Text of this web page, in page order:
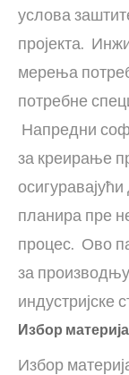
услова
пројекта.
мерења
потребне
Напредни
за креирање
планира пре
процес. Ово
за
индустријске
Избор
Избор